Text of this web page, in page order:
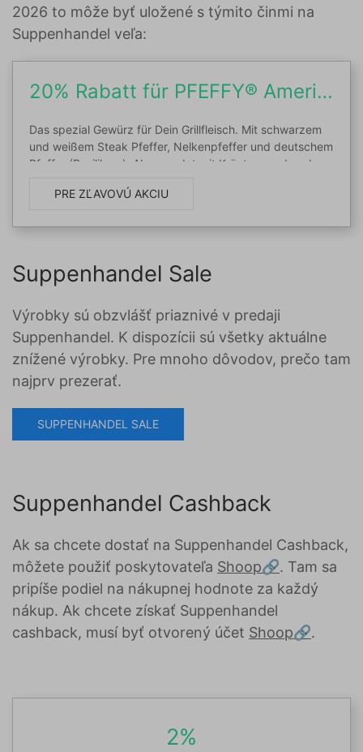
2026 to môže byť uložené s týmito činmi na
Suppenhandel veľa:
20% Rabatt für PFEFFY® Americano Grill Gewürzsalz
Das spezial Gewürz für Dein Grillfleisch. Mit schwarzem
und weißem Steak Pfeffer, Nelkenpfeffer und deutschem
Pfeffer (Basilikum). Abgerundet mit Kräutern und grobem
grobem Salz. Ideal zur Würzung von Rinder-, Schweine-
PRE ZĽAVOVÚ AKCIU
Suppenhandel Sale
Výrobky sú obzvlášť priaznivé v predaji
Suppenhandel. K dispozícii sú všetky aktuálne
znížené výrobky. Pre mnoho dôvodov, prečo tam
najprv prezerať.
SUPPENHANDEL SALE
Suppenhandel Cashback
Ak sa chcete dostať na Suppenhandel Cashback,
môžete použiť poskytovateľa Shoop
. Tam sa
pripíše podiel na nákupnej hodnote za každý
nákup. Ak chcete získať Suppenhandel
cashback, musí byť otvorený účet Shoop .
2%